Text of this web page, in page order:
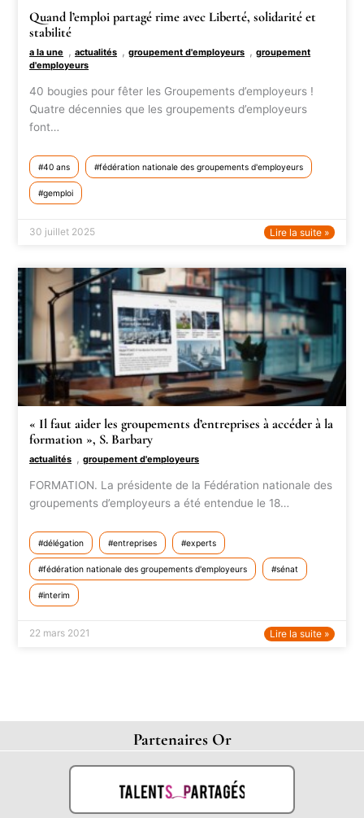
Quand l’emploi partagé rime avec Liberté, solidarité et
stabilité
a la une ,actualités ,groupement d'employeurs ,groupement
d'employeurs
40 bougies pour fêter les Groupements d’employeurs !
Quatre décennies que les groupements d’employeurs
font…
40 ans fédération nationale des groupements d'employeurs
gemploi
30 juillet 2025 Lire la suite »
« Il faut aider les groupements d’entreprises à accéder à la
formation », S. Barbary
actualités ,groupement d'employeurs
FORMATION. La présidente de la Fédération nationale des
groupements d’employeurs a été entendue le 18…
délégation entreprises experts
fédération nationale des groupements d'employeurs sénat
interim
22 mars 2021 Lire la suite »
Partenaires Or